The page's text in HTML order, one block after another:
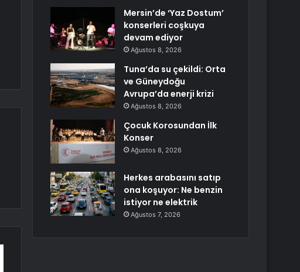
Mersin’de ‘Yaz Dostum’
konserleri coşkuya
devam ediyor
Ağustos 8, 2026
Tuna’da su çekildi: Orta
ve Güneydoğu
Avrupa’da enerji krizi
Ağustos 8, 2026
Çocuk Korosundan İlk
Konser
Ağustos 8, 2026
Herkes arabasını satıp
ona koşuyor: Ne benzin
istiyor ne elektrik
Ağustos 7, 2026